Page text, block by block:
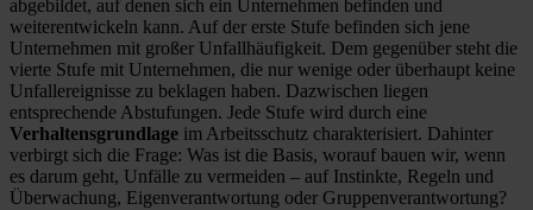
abgebildet, auf denen sich ein Unternehmen befinden und
weiterentwickeln kann. Auf der erste Stufe befinden sich jene
Unternehmen mit großer Unfallhäufigkeit. Dem gegenüber steht die
vierte Stufe mit Unternehmen, die nur wenige oder überhaupt keine
Unfallereignisse zu beklagen haben. Dazwischen liegen
entsprechende Abstufungen. Jede Stufe wird durch eine
Verhaltensgrundlage im Arbeitsschutz charakterisiert. Dahinter
verbirgt sich die Frage: Was ist die Basis, worauf bauen wir, wenn
es darum geht, Unfälle zu vermeiden – auf Instinkte, Regeln und
Überwachung, Eigenverantwortung oder Gruppenverantwortung?